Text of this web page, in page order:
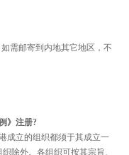
需邮寄到内地其它地区，不
》注册?
成立的组织都须于其成立一
除外。各组织可按其宗旨、